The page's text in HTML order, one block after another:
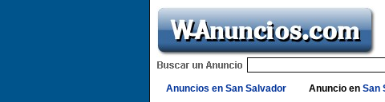
Anuncios en San Salvador
Anuncio en San